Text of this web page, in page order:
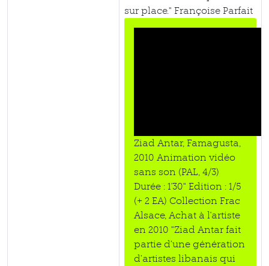
sur place." Françoise Parfait
Ziad Antar, Famagusta,
2010 Animation vidéo
sans son (PAL, 4/3)
Durée : 1'30" Edition : 1/5
(+ 2 EA) Collection Frac
Alsace, Achat à l'artiste
en 2010 "Ziad Antar fait
partie d’une génération
d’artistes libanais qui